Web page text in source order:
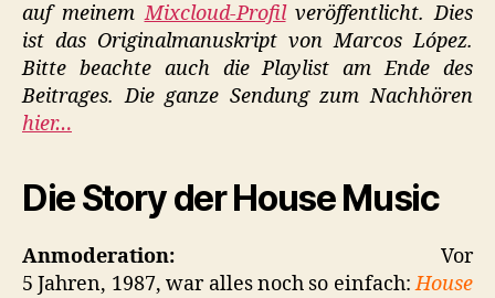
auf meinemMixcloud-Profilveröffentlicht. Dies
ist das Originalmanuskript von Marcos López.
Bitte beachte auch die Playlist am Ende des
Beitrages. Die ganze Sendung zum Nachhören
hier…
Die Story der House Music
Anmoderation: Vor
5 Jahren, 1987, war alles noch so einfach:House